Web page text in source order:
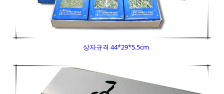
상자규격 44*29*5.5cm